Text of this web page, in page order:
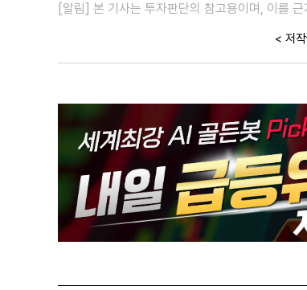
[알림] 본 기사는 투자판단의 참고용이며, 이를
< 저